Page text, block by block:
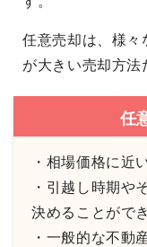
任意売却は、様々
が大きい売却方法
任
・相場価格に近
・引越し時期や
決めることがで
・一般的な不動